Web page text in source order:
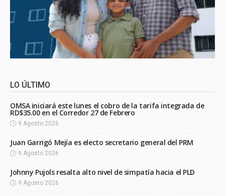
LO ÚLTIMO
OMSA iniciará este lunes el cobro de la tarifa integrada de
RD$35.00 en el Corredor 27 de Febrero
9 Agosto 2026
Juan Garrigó Mejía es electo secretario general del PRM
9 Agosto 2026
Johnny Pujols resalta alto nivel de simpatía hacia el PLD
9 Agosto 2026